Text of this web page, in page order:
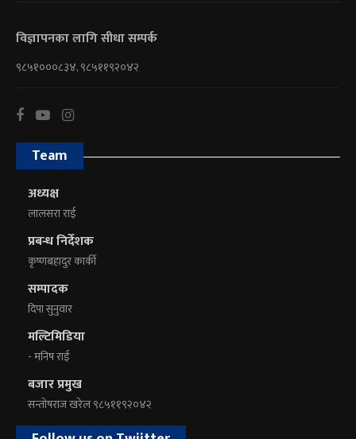
विज्ञापनका लागि सीधा सम्पर्क
९८५१०००८३४, ९८५११९२०४२
Team
अध्यक्ष
लालसरा राई
प्रबन्ध निर्देशक
कृष्णबहादुर कार्की
सम्पादक
दिपा सुनुवार
मल्टिमिडिया
- मनिष राई
बजार प्रमुख
सन्तोषराज खरेल ९८५११९२०४२